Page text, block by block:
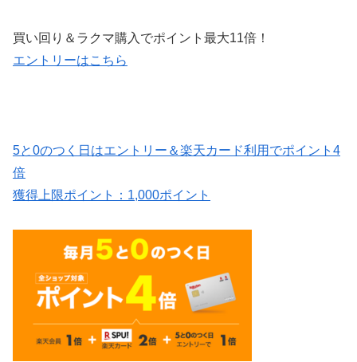
買い回り＆ラクマ購入でポイント最大11倍！
エントリーはこちら
5と0のつく日はエントリー＆楽天カード利用でポイント4
倍
獲得上限ポイント： 1,000ポイント